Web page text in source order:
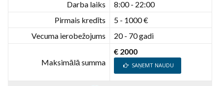
Darba laiks
8:00 - 22:00
Pirmais kredīts
5 - 1000 €
Vecuma ierobežojums
20 - 70 gadi
Maksimālā summa
€ 2000
SAŅEMT NAUDU